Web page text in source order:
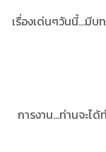
เรื่องเด่นๆวันนี้...มี
การงาน...ท่านจะไ